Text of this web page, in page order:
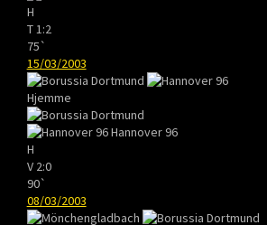
H
T 1:2
75`
15/03/2003
Hjemme
Hannover 96
H
V 2:0
90`
08/03/2003